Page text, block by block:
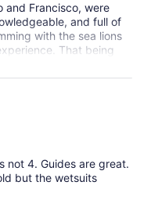
and Francisco, were
and full of
with the sea lions
That being
was VERY choppy. I
sickness in
a mask or some
pungent.
whole family had a
prepared.
not 4. Guides are great.
but the wetsuits